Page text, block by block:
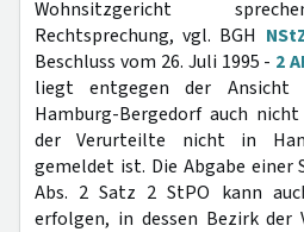
Wohnsitzgericht
Rechtsprechung, vgl. BGH
Beschluss vom 26. Juli 1995 - 2
liegt entgegen der Ansicht
Hamburg-Bergedorf auch
der Verurteilte nicht in
gemeldet ist. Die Abgabe einer
Abs. 2 Satz 2 StPO kann
erfolgen, in dessen Bezirk der